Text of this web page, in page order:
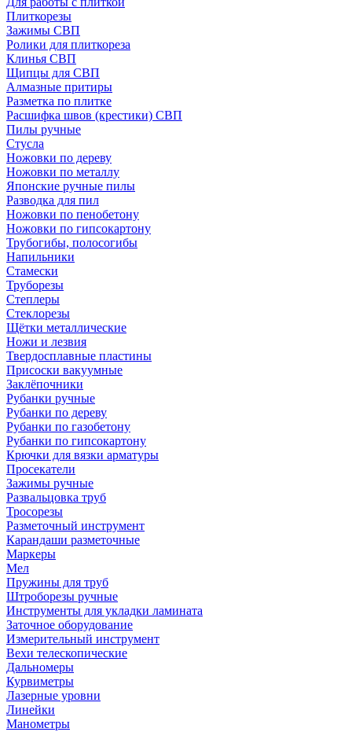
Плиткорезы
Зажимы СВП
Ролики для плиткореза
Клинья СВП
Щипцы для СВП
Алмазные притиры
Разметка по плитке
Расшифка швов (крестики) СВП
Пилы ручные
Стусла
Ножовки по дереву
Ножовки по металлу
Японские ручные пилы
Разводка для пил
Ножовки по пенобетону
Ножовки по гипсокартону
Трубогибы, полосогибы
Напильники
Стамески
Труборезы
Степлеры
Стеклорезы
Щётки металлические
Ножи и лезвия
Твердосплавные пластины
Присоски вакуумные
Заклёпочники
Рубанки ручные
Рубанки по дереву
Рубанки по газобетону
Рубанки по гипсокартону
Крючки для вязки арматуры
Просекатели
Зажимы ручные
Развальцовка труб
Тросорезы
Разметочный инструмент
Карандаши разметочные
Маркеры
Мел
Пружины для труб
Штроборезы ручные
Инструменты для укладки ламината
Заточное оборудование
Измерительный инструмент
Вехи телескопические
Дальномеры
Курвиметры
Лазерные уровни
Линейки
Манометры